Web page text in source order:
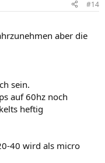
#14
aber die
sein.
auf 60hz noch
heftig
40 wird als micro